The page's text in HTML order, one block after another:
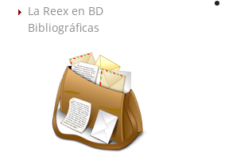
La Reex en BD
Bibliográficas